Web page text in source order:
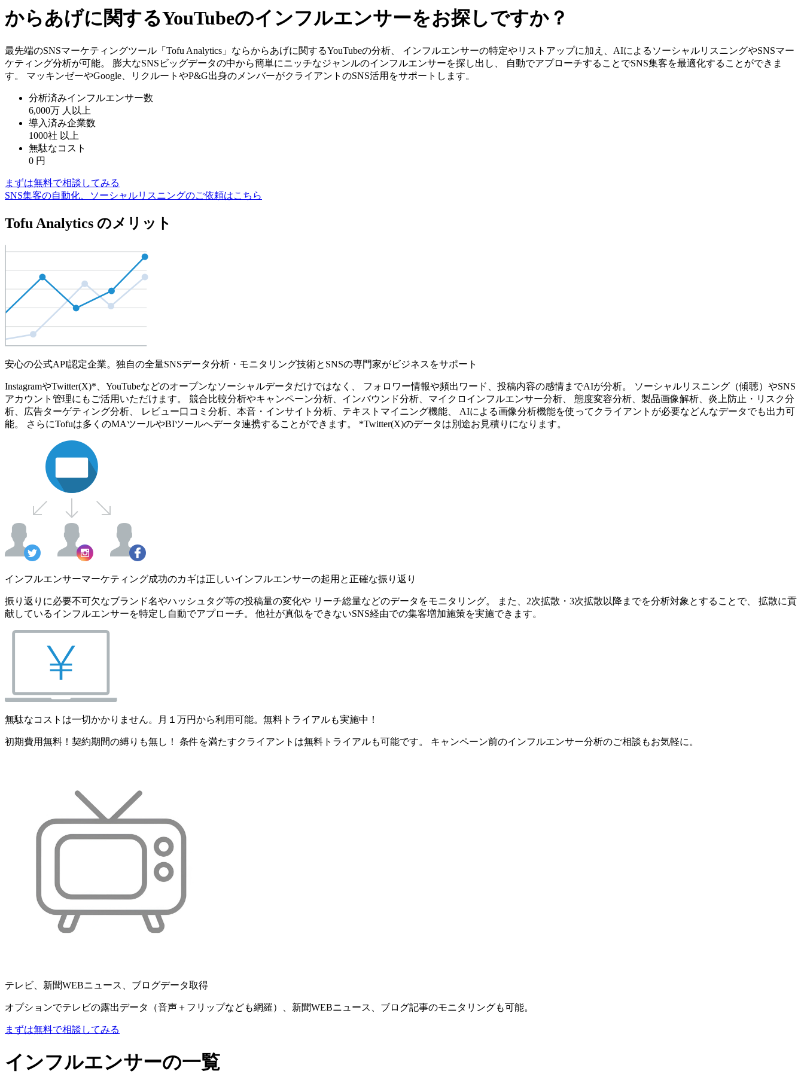
からあげに関するYouTubeのインフルエンサーをお探しですか？
最先端のSNSマーケティングツール「Tofu Analytics」ならからあげに関するYouTubeの分析、 インフルエンサーの特定やリストアップに加え、AIによるソーシャルリスニングやSNSマー
ケティング分析が可能。 膨大なSNSビッグデータの中から簡単にニッチなジャンルのインフルエンサーを探し出し、 自動でアプローチすることでSNS集客を最適化することができま
す。 マッキンゼーやGoogle、リクルートやP&G出身のメンバーがクライアントのSNS活用をサポートします。
分析済みインフルエンサー数
6,000万 人以上
導入済み企業数
1000社 以上
無駄なコスト
0 円
まずは無料で相談してみる
SNS集客の自動化、ソーシャルリスニングのご依頼はこちら
Tofu Analytics のメリット
安心の公式API認定企業。独自の全量SNSデータ分析・モニタリング技術とSNSの専門家がビジネスをサポート
InstagramやTwitter(X)*、YouTubeなどのオープンなソーシャルデータだけではなく、 フォロワー情報や頻出ワード、投稿内容の感情までAIが分析。 ソーシャルリスニング（傾聴）やSNS
アカウント管理にもご活用いただけます。 競合比較分析やキャンペーン分析、インバウンド分析、マイクロインフルエンサー分析、 態度変容分析、製品画像解析、炎上防止・リスク分
析、広告ターゲティング分析、 レビュー口コミ分析、本音・インサイト分析、テキストマイニング機能、 AIによる画像分析機能を使ってクライアントが必要などんなデータでも出力可
能。 さらにTofuは多くのMAツールやBIツールへデータ連携することができます。 *Twitter(X)のデータは別途お見積りになります。
インフルエンサーマーケティング成功のカギは正しいインフルエンサーの起用と正確な振り返り
振り返りに必要不可欠なブランド名やハッシュタグ等の投稿量の変化や リーチ総量などのデータをモニタリング。 また、2次拡散・3次拡散以降までを分析対象とすることで、 拡散に貢
献しているインフルエンサーを特定し自動でアプローチ。 他社が真似をできないSNS経由での集客増加施策を実施できます。
無駄なコストは一切かかりません。月１万円から利用可能。無料トライアルも実施中！
初期費用無料！契約期間の縛りも無し！ 条件を満たすクライアントは無料トライアルも可能です。 キャンペーン前のインフルエンサー分析のご相談もお気軽に。
テレビ、新聞WEBニュース、ブログデータ取得
オプションでテレビの露出データ（音声＋フリップなども網羅）、新聞WEBニュース、ブログ記事のモニタリングも可能。
まずは無料で相談してみる
インフルエンサーの一覧